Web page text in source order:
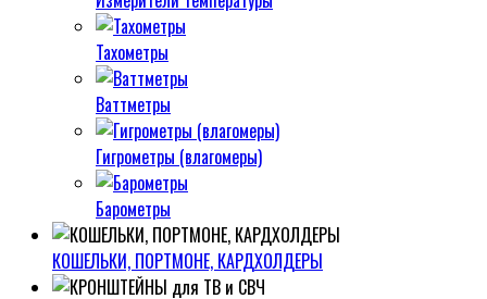
Тахометры
Ваттметры
Гигрометры (влагомеры)
Барометры
КОШЕЛЬКИ, ПОРТМОНЕ, КАРДХОЛДЕРЫ